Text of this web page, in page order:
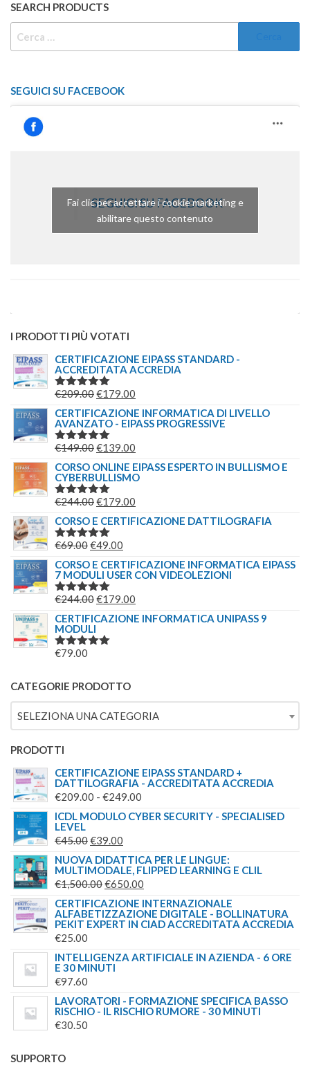
SEARCH PRODUCTS
SEGUICI SU FACEBOOK
SEGUICI SU FACEBOOK
Fai clic per accettare i cookie marketing e
abilitare questo contenuto
I PRODOTTI PIÙ VOTATI
CERTIFICAZIONE EIPASS STANDARD -
ACCREDITATA ACCREDIA
VALUTATO
€209.00IL
PREZZO
ORIGINALE
ERA:
€179.00
PREZZO
ATTUALE
CERTIFICAZIONE INFORMATICA DI LIVELLO
AVANZATO - EIPASS PROGRESSIVE
VALUTATO
€149.00IL
PREZZO
ORIGINALE
ERA:
€139.00
PREZZO
ATTUALE
CORSO ONLINE EIPASS ESPERTO IN BULLISMO E
CYBERBULLISMO
VALUTATO
€244.00IL
PREZZO
ORIGINALE
ERA:
€244.00.
€179.00
PREZZO
€179.00.
CORSO E CERTIFICAZIONE DATTILOGRAFIA
VALUTATO
€69.00IL
PREZZO
ORIGINALE
ERA:
€49.00
PREZZO
ATTUALE
È:
CORSO E CERTIFICAZIONE INFORMATICA EIPASS
7 MODULI USER CON VIDEOLEZIONI
VALUTATO
€244.00IL
PREZZO
ERA:
€179.00
PREZZO
CERTIFICAZIONE INFORMATICA UNIPASS 9
MODULI
VALUTATO
€79.00
CATEGORIE PRODOTTO
SELEZIONA UNA CATEGORIA
PRODOTTI
CERTIFICAZIONE EIPASS STANDARD +
DATTILOGRAFIA - ACCREDITATA ACCREDIA
€209.00 - €249.00
DI
€209.00
A
ICDL MODULO CYBER SECURITY - SPECIALISED
LEVEL
€45.00IL
PREZZO
ORIGINALE
ERA:
€45.00.
€39.00
PREZZO
ATTUALE
È:
€39.00.
NUOVA DIDATTICA PER LE LINGUE:
MULTIMODALE, FLIPPED LEARNING E CLIL
€1,500.00IL
PREZZO
ORIGINALE
€650.00
PREZZO
ATTUALE
CERTIFICAZIONE INTERNAZIONALE
ALFABETIZZAZIONE DIGITALE - BOLLINATURA
PEKIT EXPERT IN CIAD ACCREDITATA ACCREDIA
€25.00
INTELLIGENZA ARTIFICIALE IN AZIENDA - 6 ORE
E 30 MINUTI
€97.60
LAVORATORI - FORMAZIONE SPECIFICA BASSO
RISCHIO - IL RISCHIO RUMORE - 30 MINUTI
€30.50
SUPPORTO